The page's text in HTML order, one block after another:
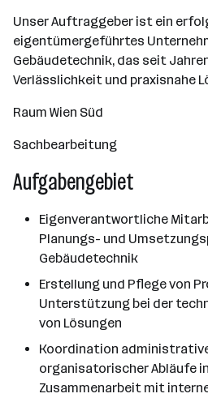
Unser Auftraggeber ist ein
eigentümergeführtes
Gebäudetechnik, das seit
Verlässlichkeit und praxisnahe
Raum Wien Süd
Sachbearbeitung
Aufgabengebiet
Eigenverantwortliche
Planungs- und
Gebäudetechnik
Erstellung und Pflege von
Unterstützung bei der
von Lösungen
Koordination
organisatorischer Abläufe
Zusammenarbeit mit